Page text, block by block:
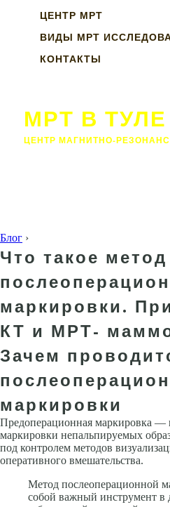
ЦЕНТР МРТ
ВИДЫ МРТ
КОНТАКТЫ
МРТ В ТУЛЕ
ЦЕНТР МАГНИТНО-
Блог ›
Что такое метод
маркировки.
КТ и МРТ-
Зачем
маркировки
Предоперационная маркировка —
маркировки непальпируемых
под контролем методов
оперативного вмешательства.
Метод послеоперационной
собой важный инструмент в